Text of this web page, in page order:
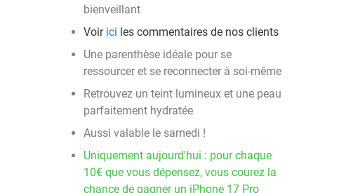
bienveillant
Voir ici les commentaires de nos clients
Une parenthèse idéale pour se
ressourcer et se reconnecter à soi-même
Retrouvez un teint lumineux et une peau
parfaitement hydratée
Aussi valable le samedi !
Uniquement aujourd'hui : pour chaque
10€ que vous dépensez, vous courez la
chance de gagner un iPhone 17 Pro